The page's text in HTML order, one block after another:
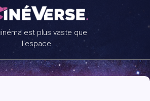
est plus vaste que
l'espace